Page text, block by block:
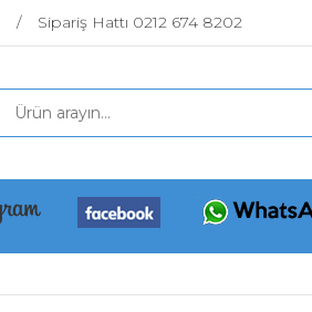
Sipariş Hattı 0212 674 8202